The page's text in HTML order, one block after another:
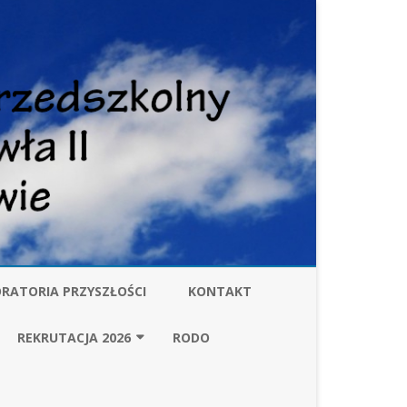
PRZYSZŁOŚCI KONTAKT
REKRUTACJA 2026 RODO